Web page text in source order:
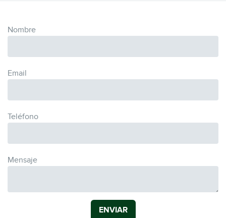
Nombre
Email
Teléfono
Mensaje
ENVIAR